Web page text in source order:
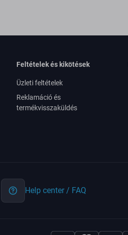
Feltételek és kikötések
Üzleti feltételek
Reklamáció és
termékvisszaküldés
Help center / FAQ